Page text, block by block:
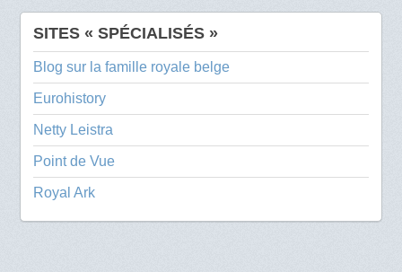
SITES « SPÉCIALISÉS »
Blog sur la famille royale belge
Eurohistory
Netty Leistra
Point de Vue
Royal Ark